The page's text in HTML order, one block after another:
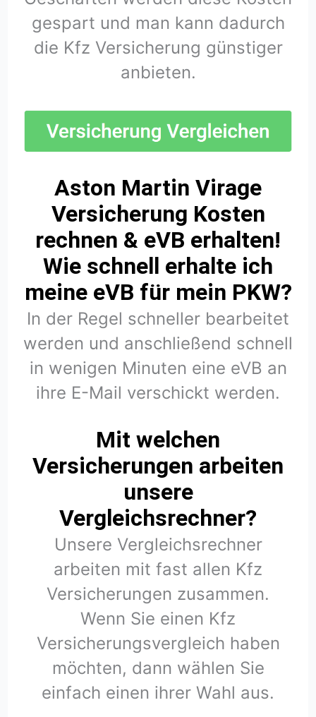
gespart und man kann dadurch
die Kfz Versicherung günstiger
anbieten.
Aston Martin Virage
Versicherung Kosten
rechnen & eVB erhalten!
Wie schnell erhalte ich
meine eVB für mein PKW?
In der Regel schneller bearbeitet
werden und anschließend schnell
in wenigen Minuten eine eVB an
ihre E-Mail verschickt werden.
Mit welchen
Versicherungen arbeiten
unsere
Vergleichsrechner?
Unsere Vergleichsrechner
arbeiten mit fast allen Kfz
Versicherungen zusammen.
Wenn Sie einen Kfz
Versicherungsvergleich haben
möchten, dann wählen Sie
einfach einen ihrer Wahl aus.